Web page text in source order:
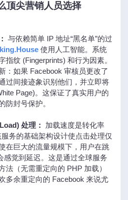
顶尖营销人员选择
与依赖简单 IP 地址“黑名单”的过
使用人工智能。系统
指纹 (Fingerprints) 和行为因素。
：如果 Facebook 审核员更改了
过间接迹象识别他们，并立即将
Page)。这保证了真实用户的
防封号保护。
处理：
加载速度是转化率
务的基础架构设计使点击处理仅
在巨大的流量规模下，用户在跳
感觉到延迟。这是通过全球服务
法（无需重定向的 PHP 加载）
多余重定向的 Facebook 来说尤